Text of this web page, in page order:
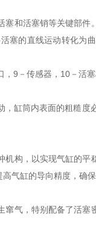
和活塞销等关键部
塞的直线运动转化
9－传感器，10－
缸筒内表面的粗糙
构，以实现气缸的
气缸的导向精度，确
气，特别配备了活